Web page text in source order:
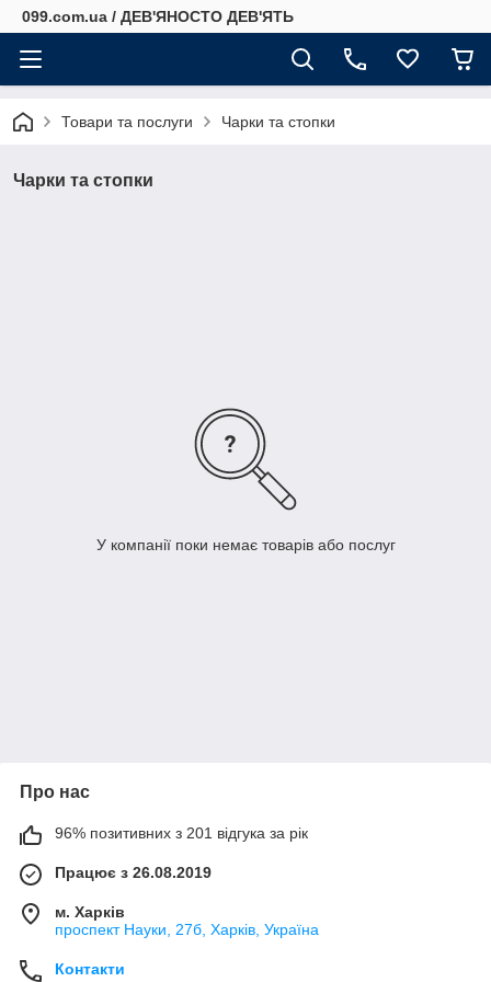
099.com.ua / ДЕВ'ЯНОСТО ДЕВ'ЯТЬ
Товари та послуги Чарки та стопки
Чарки та стопки
У компанії поки немає товарів або послуг
Про нас
96% позитивних з 201 відгука за рік
Працює з 26.08.2019
м. Харків
проспект Науки, 27б, Харків, Україна
Контакти